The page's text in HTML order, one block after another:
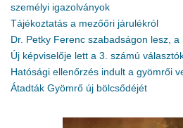
személyi igazolványok
Tájékoztatás a mezőőri járulékról
Dr. Petky Ferenc szabadságon lesz,
Új képviselője lett a 3. számú
Hatósági ellenőrzés indult a gyömrői
Átadták Gyömrő új bölcsődéjét